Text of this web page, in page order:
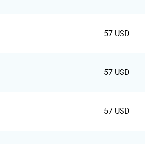
57 USD
57 USD
57 USD